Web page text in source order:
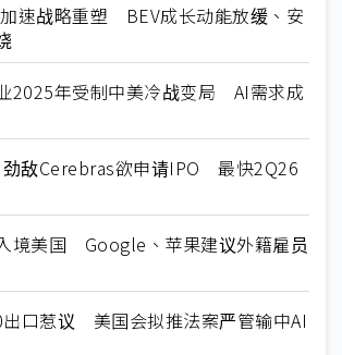
速战略重塑 BEV成长动能放缓、安
2025年受制中美冷战变局 AI需求成
劲敌Cerebras欲申请IPO 最快2Q26
境美国 Google、苹果建议外籍雇员
口惹议 美国会拟推法案严管输中AI